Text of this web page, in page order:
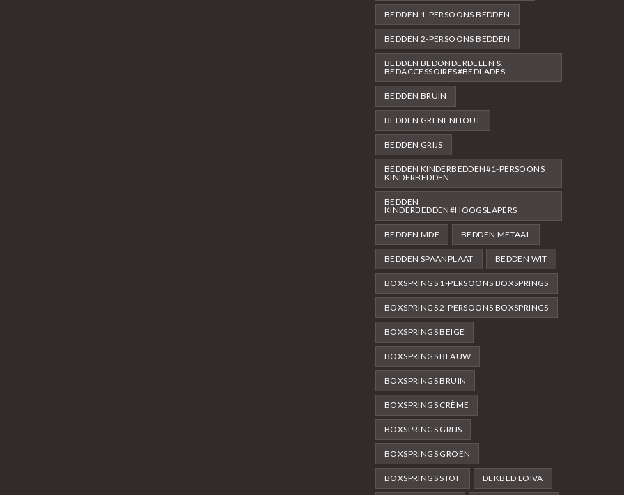
BEDDEN 1-PERSOONS BEDDEN
BEDDEN 2-PERSOONS BEDDEN
BEDDEN BEDONDERDELEN &
BEDACCESSOIRES#BEDLADES
BEDDEN BRUIN
BEDDEN GRENENHOUT
BEDDEN GRIJS
BEDDEN KINDERBEDDEN#1-PERSOONS
KINDERBEDDEN
BEDDEN
KINDERBEDDEN#HOOGSLAPERS
BEDDEN MDF BEDDEN METAAL
BEDDEN SPAANPLAAT BEDDEN WIT
BOXSPRINGS 1-PERSOONS BOXSPRINGS
BOXSPRINGS 2-PERSOONS BOXSPRINGS
BOXSPRINGS BEIGE
BOXSPRINGS BLAUW
BOXSPRINGS BRUIN
BOXSPRINGS CRÈME
BOXSPRINGS GRIJS
BOXSPRINGS GROEN
BOXSPRINGS STOF DEKBED LOIVA